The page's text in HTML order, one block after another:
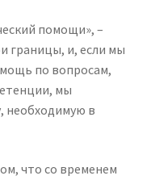
помощи», –
границы, и, если мы
по вопросам,
мы
необходимую в
что со временем